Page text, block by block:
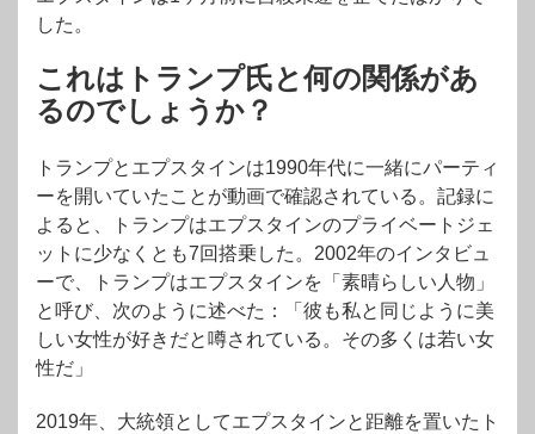
した。
これはトランプ氏と何の関係があ
るのでしょうか？
トランプとエプスタインは1990年代に一緒にパーティ
ーを開いていたことが動画で確認されている。記録に
よると、トランプはエプスタインのプライベートジェ
ットに少なくとも7回搭乗した。2002年のインタビュ
ーで、トランプはエプスタインを「素晴らしい人物」
と呼び、次のように述べた：「彼も私と同じように美
しい女性が好きだと噂されている。その多くは若い女
性だ」
2019年、大統領としてエプスタインと距離を置いたト